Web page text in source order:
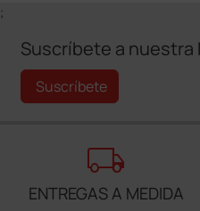
;
Suscríbete a
Suscríbete
local_shipping
ENTREGAS A MEDIDA